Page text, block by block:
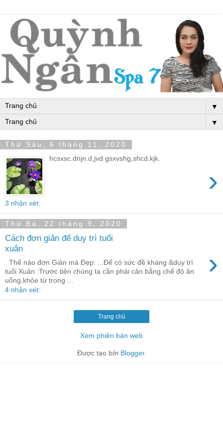
▼
▼
Thứ Sáu, 6 tháng 11, 2020
›
hcsxsc.dnjn.d,jvd gsxvshg,shcd.kjk.
3 nhận xét:
Thứ Ba, 22 tháng 9, 2020
Cách đơn giản để duy trì tuổi
xuân
›
Thế nào đơn Giản mà Đẹp: ...Để có sức đề kháng &duy trì
tuổi Xuân :Trước tiên chúng ta cần phải cân bằng chế độ ăn
uống,khỏe từ trong ...
4 nhận xét:
Trang chủ
Xem phiên bản web
Được tạo bởi Blogger.